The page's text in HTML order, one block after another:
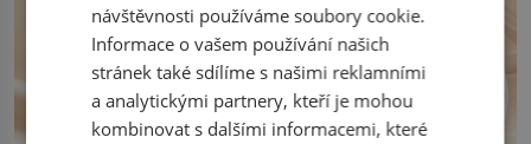
návštěvnosti používáme soubory cookie.
Informace o vašem používání našich
stránek také sdílíme s našimi reklamními
a analytickými partnery, kteří je mohou
kombinovat s dalšími informacemi, které